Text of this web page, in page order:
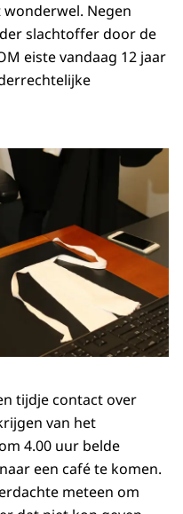
Negen
slachtoffer door de
eiste vandaag 12 jaar
tijdje contact over
van het
4.00 uur belde
een café te komen.
meteen om